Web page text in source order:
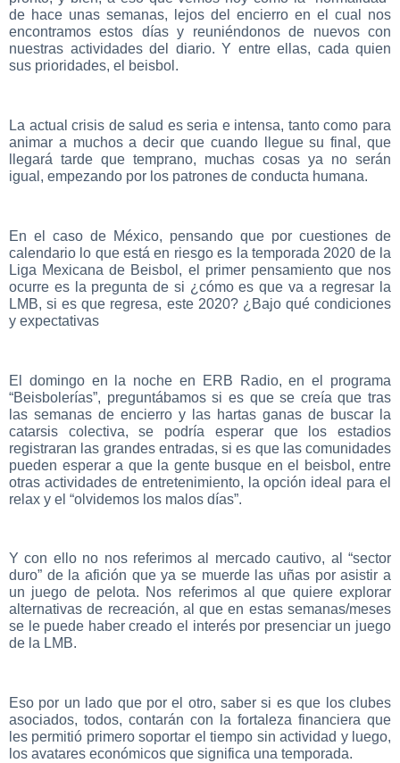
de hace unas semanas, lejos del encierro en el cual nos
encontramos estos días y reuniéndonos de nuevos con
nuestras actividades del diario. Y entre ellas, cada quien
sus prioridades, el beisbol.
La actual crisis de salud es seria e intensa, tanto como para
animar a muchos a decir que cuando llegue su final, que
llegará tarde que temprano, muchas cosas ya no serán
igual, empezando por los patrones de conducta humana.
En el caso de México, pensando que por cuestiones de
calendario lo que está en riesgo es la temporada 2020 de la
Liga Mexicana de Beisbol, el primer pensamiento que nos
ocurre es la pregunta de si ¿cómo es que va a regresar la
LMB, si es que regresa, este 2020? ¿Bajo qué condiciones
y expectativas
El domingo en la noche en ERB Radio, en el programa
“Beisbolerías”, preguntábamos si es que se creía que tras
las semanas de encierro y las hartas ganas de buscar la
catarsis colectiva, se podría esperar que los estadios
registraran las grandes entradas, si es que las comunidades
pueden esperar a que la gente busque en el beisbol, entre
otras actividades de entretenimiento, la opción ideal para el
relax y el “olvidemos los malos días”.
Y con ello no nos referimos al mercado cautivo, al “sector
duro” de la afición que ya se muerde las uñas por asistir a
un juego de pelota. Nos referimos al que quiere explorar
alternativas de recreación, al que en estas semanas/meses
se le puede haber creado el interés por presenciar un juego
de la LMB.
Eso por un lado que por el otro, saber si es que los clubes
asociados, todos, contarán con la fortaleza financiera que
les permitió primero soportar el tiempo sin actividad y luego,
los avatares económicos que significa una temporada.